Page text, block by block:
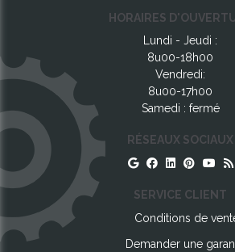
HORAIRES
Lundi - Jeudi :
8u00-18h00
Vendredi:
8u00-17h00
Samedi : fermé
RÉSEAUX SOCIAUX
SERVICE CLIENT
Conditions de
Demander une